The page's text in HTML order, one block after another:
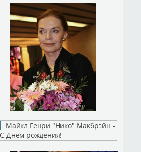
Майкл Генри "Нико" Макбрэйн -
С Днем рождения!